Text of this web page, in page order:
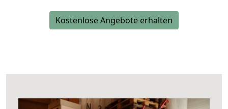
Kostenlose Angebote erhalten